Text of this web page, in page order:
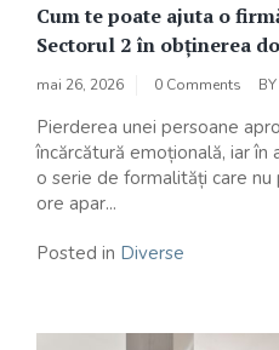
Cum te poate ajuta o
Sectorul 2 în obținerea
mai 26, 2026 0 Comments BY
Pierderea unei persoane
încărcătură emoțională, iar
o serie de formalități care
ore apar...
Posted in Diverse